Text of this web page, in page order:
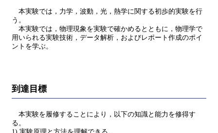
本実験では，力学，波動，光，熱学に関する初歩的実験を行
う。
本実験では，物理現象を実験で確かめるとともに，物理学で
用いられる実験技術，データ解析，およびレポート作成のポイ
ントを学ぶ。
到達目標
本実験を履修することにより，以下の知識と能力を修得す
る。